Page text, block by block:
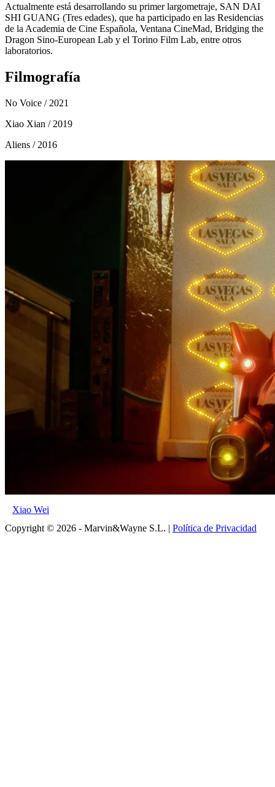
Actualmente está desarrollando su primer largometraje, SAN DAI
SHI GUANG (Tres edades), que ha participado en las Residencias
de la Academia de Cine Española, Ventana CineMad, Bridging the
Dragon Sino-European Lab y el Torino Film Lab, entre otros
laboratorios.
Filmografía
No Voice / 2021
Xiao Xian / 2019
Aliens / 2016
Xiao Wei
Copyright © 2026 - Marvin&Wayne S.L. | Política de Privacidad